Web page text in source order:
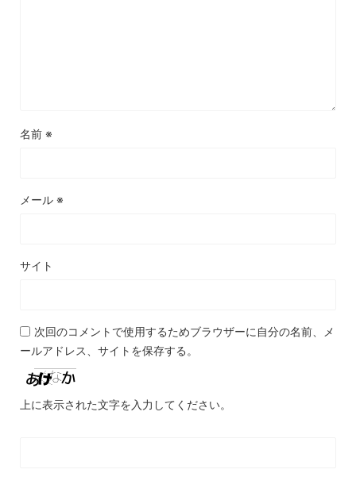
名前 ※
メール ※
サイト
次回のコメントで使用するためブラウザーに自分の名前、メ
ールアドレス、サイトを保存する。
上に表示された文字を入力してください。